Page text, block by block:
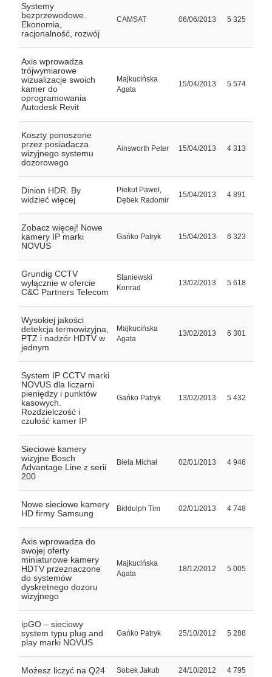
Systemy
bezprzewodowe.
Ekonomia,
racjonalność, rozwój
CAMSAT 06/06/2013 5 325
Axis wprowadza
trójwymiarowe
wizualizacje swoich
kamer do
oprogramowania
Autodesk Revit
Majkucińska
Agata
15/04/2013 5 574
Koszty ponoszone
przez posiadacza
wizyjnego systemu
dozorowego
Ainsworth Peter 15/04/2013 4 313
Dinion HDR. By
widzieć więcej
Piekut Paweł,
Dębek Radomir
15/04/2013 4 891
Zobacz więcej! Nowe
kamery IP marki
NOVUS
Gańko Patryk 15/04/2013 6 323
Grundig CCTV
wyłącznie w ofercie
C&C Partners Telecom
Staniewski
Konrad
13/02/2013 5 618
Wysokiej jakości
detekcja termowizyjna,
PTZ i nadzór HDTV w
jednym
Majkucińska
Agata
13/02/2013 6 301
System IP CCTV marki
NOVUS dla liczarni
pieniędzy i punktów
kasowych.
Rozdzielczość i
czułość kamer IP
Gańko Patryk 13/02/2013 5 432
Sieciowe kamery
wizyjne Bosch
Advantage Line z serii
200
Biela Michał 02/01/2013 4 946
Nowe sieciowe kamery
HD firmy Samsung
Biddulph Tim 02/01/2013 4 748
Axis wprowadza do
swojej oferty
miniaturowe kamery
HDTV przeznaczone
do systemów
dyskretnego dozoru
wizyjnego
Majkucińska
Agata
18/12/2012 5 005
ipGO – sieciowy
system typu plug and
play marki NOVUS
Gańko Patryk 25/10/2012 5 288
Możesz liczyć na Q24 Sobek Jakub 24/10/2012 4 795